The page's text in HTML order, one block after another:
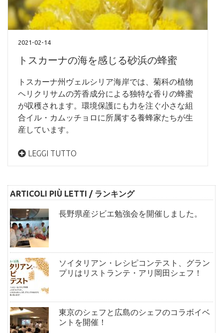
2021-02-14
トスカーナの海を感じる砂浜の蜂蜜
トスカーナ州ヴェルシリア海岸では、菊科の植物
ヘリクリサムの芳香成分による独特な香りの蜂蜜
が収穫されます。環境保護にも力を注ぐ小さな組
合イル・カムッチョロに所属する養蜂家たちが生
産しています。
LEGGI TUTTO
ARTICOLI PIÙ LETTI / ランキング
長野県産ジビエ勉強会を開催しました。
ソイタリアン・レシピコンテスト、グラン
プリはリストランテ・アリ岡田シェフ！
東京のシェフと広島のシェフのコラボイベ
ントを開催！